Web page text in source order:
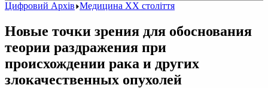
Цифровий Архів Медицина XX століття
Новые точки зрения для обоснования
теории раздражения при
происхождении рака и других
злокачественных опухолей